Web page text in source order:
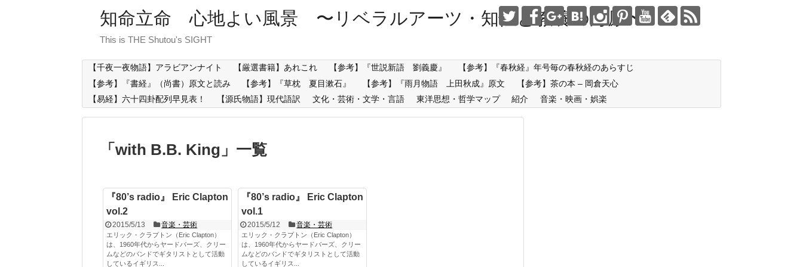
知命立命 心地よい風景 〜リベラルアーツ・知性と教養の海原〜
This is THE Shutou's SIGHT
【千夜一夜物語】アラビアンナイト 【厳選書籍】あれこれ 【参考】『世説新語 劉義慶』
【参考】『春秋経』年号毎の春秋経のあらすじ
【参考】『書経』（尚書）原文と読み
【参考】『草枕 夏目漱石』 【参考】『雨月物語 上田秋成』原文
【参考】茶の本 – 岡倉天心
【易経】六十四卦配列早見表！
【源氏物語】現代語訳 文化・芸術・文学・言語 東洋思想・哲学マップ 紹介 音楽・映画・娯楽
「 with B.B. King 」 一覧
『80’s radio』 Eric Clapton
vol.2
2015/5/13 音楽・芸術
エリック・クラプトン（Eric Clapton）
は、1960年代からヤードバーズ、クリー
ムなどのバンドでギタリストとして活動
しているイギリス...
『80’s radio』 Eric Clapton
vol.1
2015/5/12 音楽・芸術
エリック・クラプトン（Eric Clapton）
は、1960年代からヤードバーズ、クリー
ムなどのバンドでギタリストとして活動
しているイギリス...